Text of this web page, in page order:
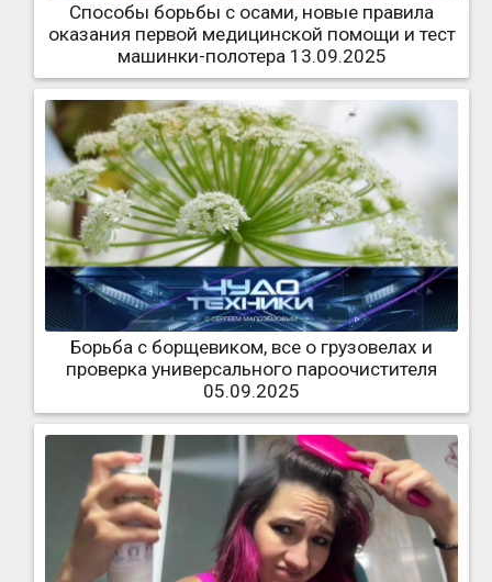
Способы борьбы с осами, новые правила
оказания первой медицинской помощи и тест
машинки-полотера 13.09.2025
Борьба с борщевиком, все о грузовелах и
проверка универсального пароочистителя
05.09.2025